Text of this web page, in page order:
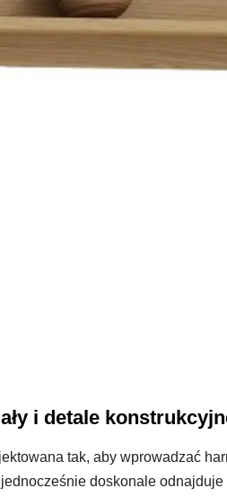
i detale
tak, aby wprowadzać
doskonale